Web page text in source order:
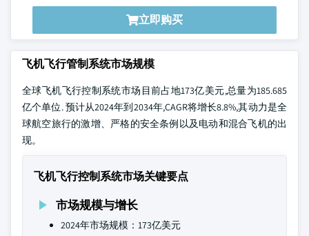
立即购买
飞机飞行管制系统市场规模
全球飞机飞行控制系统市场目前占地173亿美元,总量为185.685
亿个单位. 预计从2024年到2034年,CAGR将增长8.8%,其动力是全
球航空旅行的激增、严格的安全条例以及电动和混合飞机的出
现。
飞机飞行控制系统市场关键要点
市场规模与增长
2024年市场规模：173亿美元